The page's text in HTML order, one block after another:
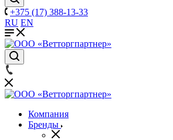
+375 (17) 388-13-33
RU EN
Компания
Бренды